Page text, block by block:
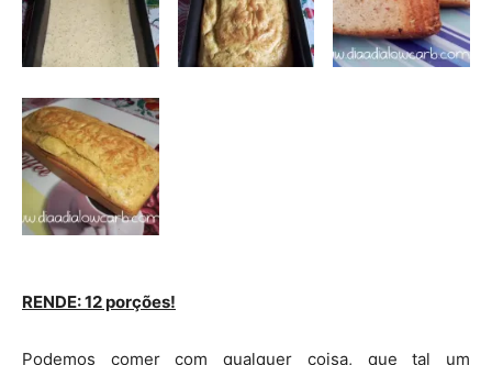
RENDE: 12 porções!
Podemos comer com qualquer coisa, que tal um